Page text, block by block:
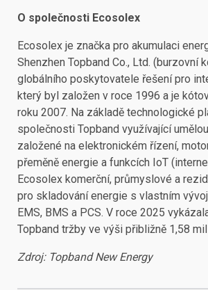
O společnosti Ecosolex
Ecosolex je značka pro akumulaci
Shenzhen Topband Co., Ltd. (burzovní
globálního poskytovatele řešení pro
který byl založen v roce 1996 a je
roku 2007. Na základě technologické
společnosti Topband využívající
založené na elektronickém řízení,
přeměně energie a funkcích IoT
Ecosolex komerční, průmyslové a
pro skladování energie s vlastním
EMS, BMS a PCS. V roce 2025
Topband tržby ve výši přibližně 1,58
Zdroj: Topband New Energy